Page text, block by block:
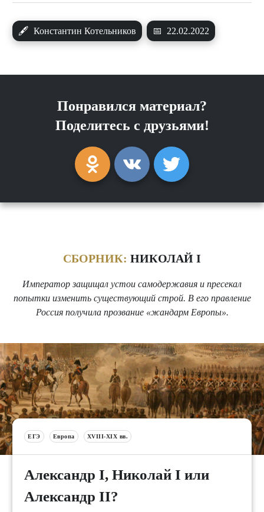
🖋 Константин Котельников 📅 22.02.2022
Понравился материал?
Поделитесь с друзьями!
СБОРНИК: НИКОЛАЙ I
Император защищал устои самодержавия и пресекал
попытки изменить существующий строй. В его правление
Россия получила прозвание «жандарм Европы».
ЕГЭ Европа XVIII-XIX вв.
Александр I, Николай I или
Александр II?